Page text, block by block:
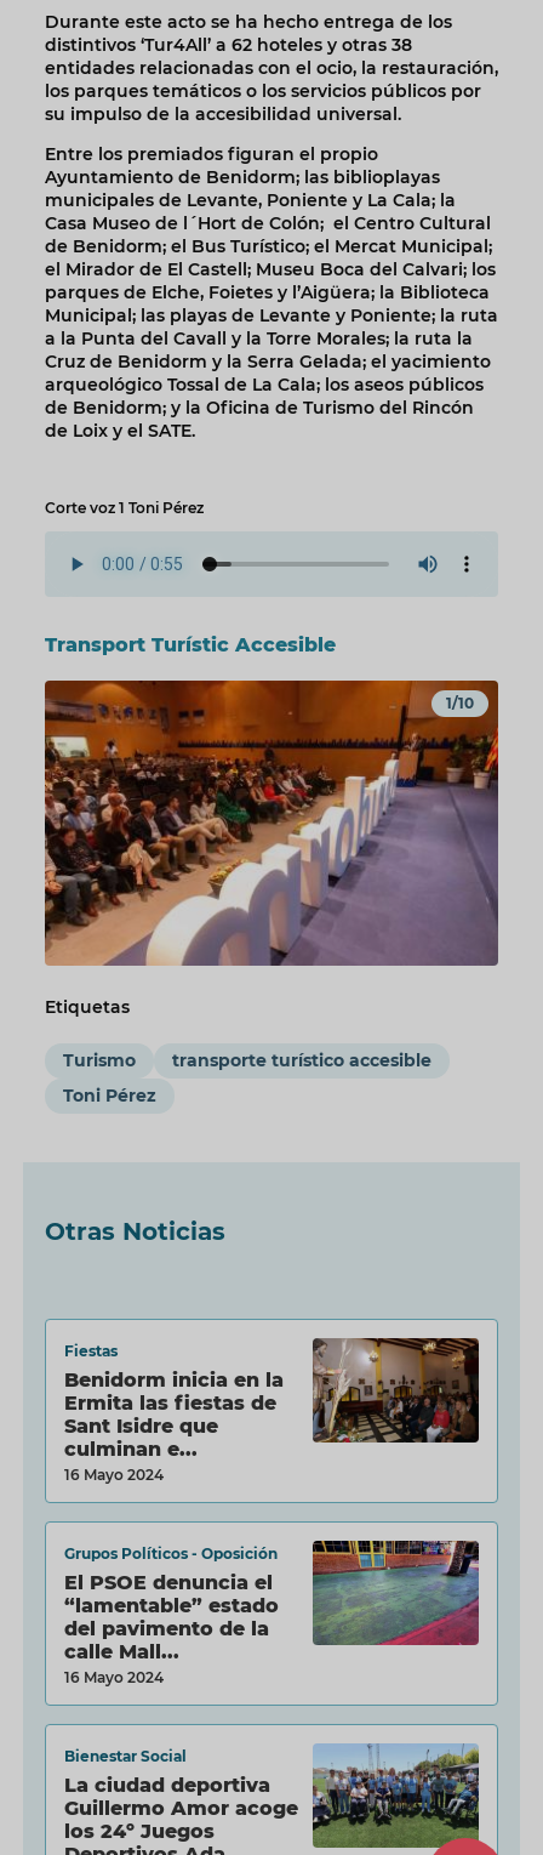
Durante este acto se ha hecho entrega de los
distintivos ‘Tur4All’ a 62 hoteles y otras 38
entidades relacionadas con el ocio, la restauración,
los parques temáticos o los servicios públicos por
su impulso de la accesibilidad universal.
Entre los premiados figuran el propio
Ayuntamiento de Benidorm; las biblioplayas
municipales de Levante, Poniente y La Cala; la
Casa Museo de l´Hort de Colón; el Centro Cultural
de Benidorm; el Bus Turístico; el Mercat Municipal;
el Mirador de El Castell; Museu Boca del Calvari; los
parques de Elche, Foietes y l’Aigüera; la Biblioteca
Municipal; las playas de Levante y Poniente; la ruta
a la Punta del Cavall y la Torre Morales; la ruta la
Cruz de Benidorm y la Serra Gelada; el yacimiento
arqueológico Tossal de La Cala; los aseos públicos
de Benidorm; y la Oficina de Turismo del Rincón
de Loix y el SATE.
Corte voz 1 Toni Pérez
Transport Turístic Accesible
1/10
Etiquetas
Turismo
transporte turístico accesible
Toni Pérez
Otras Noticias
Fiestas
Benidorm inicia en la
Ermita las fiestas de
Sant Isidre que
culminan e...
16 Mayo 2024
Grupos Políticos - Oposición
El PSOE denuncia el
“lamentable” estado
del pavimento de la
calle Mall...
16 Mayo 2024
Bienestar Social
La ciudad deportiva
Guillermo Amor acoge
los 24º Juegos